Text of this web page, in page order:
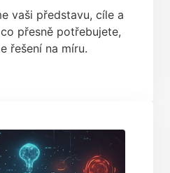
vaši představu, cíle a
přesně potřebujete,
řešení na míru.